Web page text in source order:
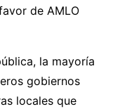
de AMLO
la mayoría
gobiernos
locales que